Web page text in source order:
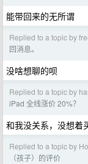
能带回来的无所谓
Replied to a topic by
回消息。
没啥想聊的呗
Replied to a topic by
iPad 全线涨价 20%？
和我没关系，没想着
Replied to a topic by
（孩子）的评价